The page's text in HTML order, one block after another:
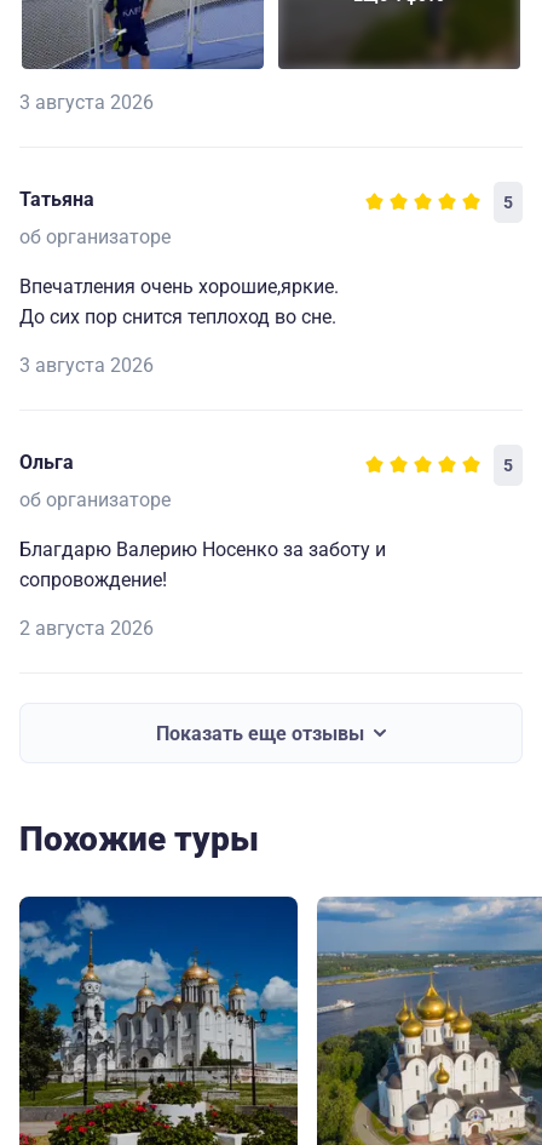
3 августа 2026
Татьяна 5
об организаторе
Впечатления очень хорошие,яркие.
До сих пор снится теплоход во сне.
3 августа 2026
Ольга 5
об организаторе
Благдарю Валерию Носенко за заботу и
сопровождение!
2 августа 2026
Показать еще отзывы
Похожие туры